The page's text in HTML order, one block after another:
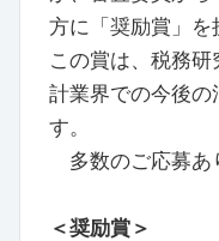
方に「奨励賞」を
この賞は、税務
計業界での今後
す。
多数のご応募あ
＜奨励賞＞